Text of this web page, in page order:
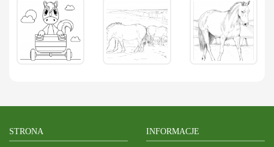
STRONA INFORMACJE